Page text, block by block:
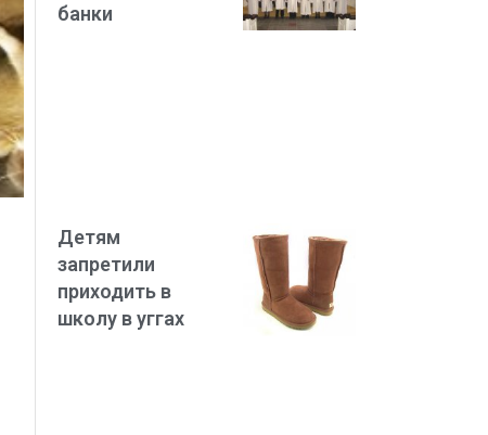
банки
Детям
запретили
приходить в
школу в уггах